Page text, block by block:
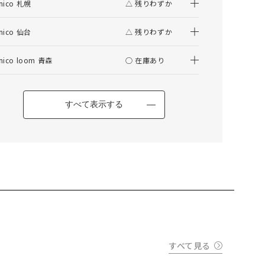
仕上がりサイズの算出について
TESSA(テッサ) クッションカバー 45角
札幌 △ 残りわずか
仙台 △ 残りわずか
loom 青森 ○ 在庫あり
すべて表示する
すべて見る